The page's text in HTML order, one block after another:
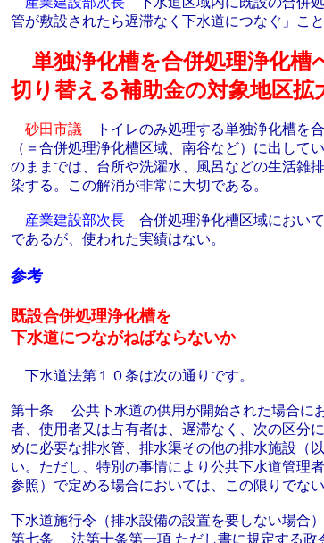
管が敷設されたら遅滞なく下水道につなぐ」こと
単独浄化槽を合併処理浄化槽
切り替える補助金の対象地区拡
砂田市議 トイレのみ処理する単独浄化槽を
（＝合併処理浄化槽区域、南谷など）に出し
のままでは、台所や洗濯水、風呂などの生活雑
染する。この解消が非常に大切である。
産業建設部次長 合併処理浄化槽区域におい
であるが、使われた実績はない。
参考
既設合併処理浄化槽を
下水道につながねばならないか
下水道法第１０条は次の通りです。
第十条 公共下水道の供用が開始された場合に
者、使用者又は占有者は、遅滞なく、次の区分
めに必要な排水管、排水渠その他の排水施設（
い。ただし、特別の事情により公共下水道管理
参照）で定める場合においては、この限りでない
下水道施行令（排水設備の設置を要しない場合）
第七条 法第十条第一項 ただし書に規定する政